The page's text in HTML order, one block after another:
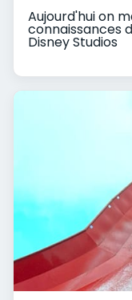
Aujourd'hui on
connaissances
Disney Studios